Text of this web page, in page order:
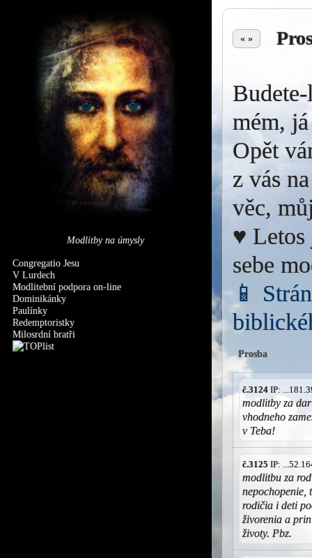
Modlitby na úmysly
Congregatio Jesu
V Lurdech
Modlitební podpora on-line
Dominikánky
Paulínky
Redemptoristky
Milosrdní bratři
« »
mém,
Opět
z vás
věc,
♥ Letos
sebe
📱
Prosba
č.3124 IP:
modlitby za
vhodneho
v Teba!
č.3125 IP:
modlitbu za
nepochopenie,
rodičia i deti
živorenia a
životy. Pbz.